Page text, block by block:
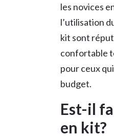
les novices
l’utilisation
kit sont
confortable
pour ceux
budget.
Est-il
en kit?